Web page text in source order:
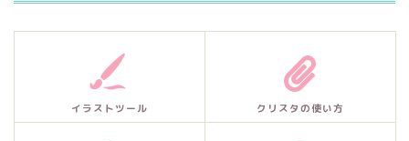
イラストツール クリスタの使い方